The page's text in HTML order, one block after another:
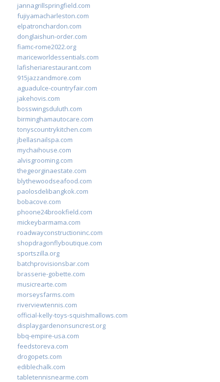
jannagrillspringfield.com
fujiyamacharleston.com
elpatronchardon.com
donglaishun-order.com
fiamc-rome2022.org
mariceworldessentials.com
lafisheriarestaurant.com
915jazzandmore.com
aguadulce-countryfair.com
jakehovis.com
bosswingsduluth.com
birminghamautocare.com
tonyscountrykitchen.com
jbellasnailspa.com
mychaihouse.com
alvisgrooming.com
thegeorginaestate.com
blythewoodseafood.com
paolosdelibangkok.com
bobacove.com
phoone24brookfield.com
mickeybarmama.com
roadwayconstructioninc.com
shopdragonflyboutique.com
sportszilla.org
batchprovisionsbar.com
brasserie-gobette.com
musicrearte.com
morseysfarms.com
riverviewtennis.com
official-kelly-toys-squishmallows.com
displaygardenonsuncrest.org
bbq-empire-usa.com
feedstoreva.com
drogopets.com
ediblechalk.com
tabletennisnearme.com